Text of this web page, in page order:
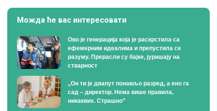
Можда ће вас интересовати
Ово је генерација која је раскрстила са
ефемерним идеалима и препустила се
разуму. Прерасли су бајке, јуришају на
стварност
„Он ти је двапут понављо разред, а ено га
сад – директор. Нема више правила,
никаквих. Страшно”